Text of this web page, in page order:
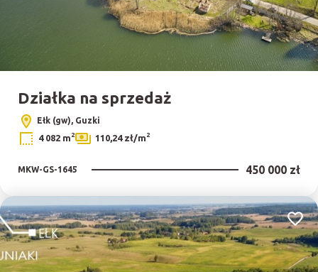
Działka na sprzedaż
Ełk (gw), Guzki
4 082 m2 110,24 zł/m2
MKW-GS-1645 450 000 zł